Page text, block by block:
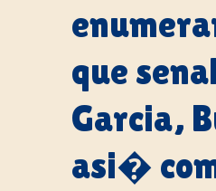
que
Garcia,
asi�